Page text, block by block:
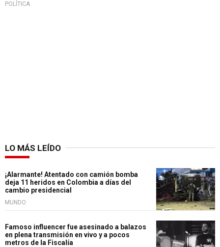
POLÍTICA
LO MÁS LEÍDO
¡Alarmante! Atentado con camión bomba
deja 11 heridos en Colombia a días del
cambio presidencial
MUNDO
Famoso influencer fue asesinado a balazos
en plena transmisión en vivo y a pocos
metros de la Fiscalía